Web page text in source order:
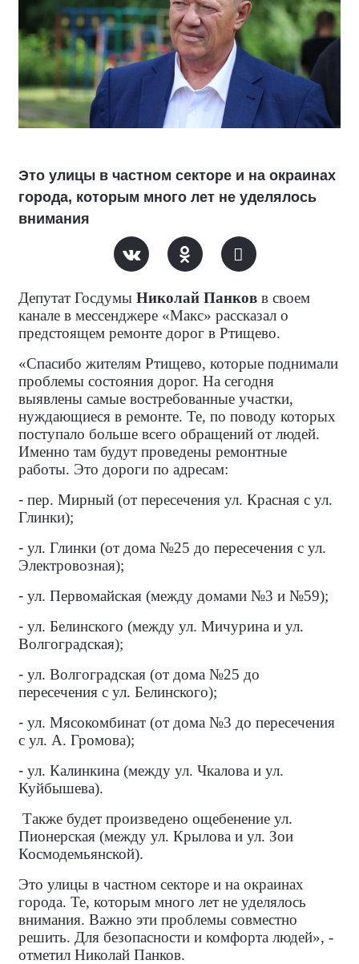
Это улицы в частном секторе и на окраинах
города, которым много лет не уделялось
внимания
Депутат Госдумы Николай Панков в своем
канале в мессенджере «Макс» рассказал о
предстоящем ремонте дорог в Ртищево.
«Спасибо жителям Ртищево, которые поднимали
проблемы состояния дорог. На сегодня
выявлены самые востребованные участки,
нуждающиеся в ремонте. Те, по поводу которых
поступало больше всего обращений от людей.
Именно там будут проведены ремонтные
работы. Это дороги по адресам:
- пер. Мирный (от пересечения ул. Красная с ул.
Глинки);
- ул. Глинки (от дома №25 до пересечения с ул.
Электровозная);
- ул. Первомайская (между домами №3 и №59);
- ул. Белинского (между ул. Мичурина и ул.
Волгоградская);
- ул. Волгоградская (от дома №25 до
пересечения с ул. Белинского);
- ул. Мясокомбинат (от дома №3 до пересечения
с ул. А. Громова);
- ул. Калинкина (между ул. Чкалова и ул.
Куйбышева).
Также будет произведено ощебенение ул.
Пионерская (между ул. Крылова и ул. Зои
Космодемьянской).
Это улицы в частном секторе и на окраинах
города. Те, которым много лет не уделялось
внимания. Важно эти проблемы совместно
решить. Для безопасности и комфорта людей», -
отметил Николай Панков.